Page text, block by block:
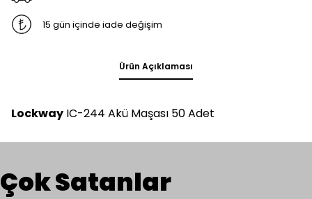
15 gün içinde iade değişim
Ürün Açıklaması
Lockway IC-244 Akü Maşası 50 Adet
Çok Satanlar